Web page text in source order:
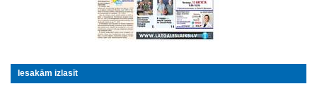
Iesakām izlasīt